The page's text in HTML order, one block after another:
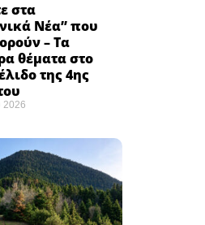
στα
Νέα” που
– Τα
θέματα στο
της 4ης
2026